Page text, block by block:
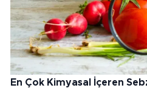
En Çok Kimyasal İçeren